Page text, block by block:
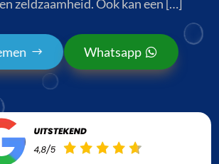
zeldzaamheid. Ook kan een […]
Whatsapp